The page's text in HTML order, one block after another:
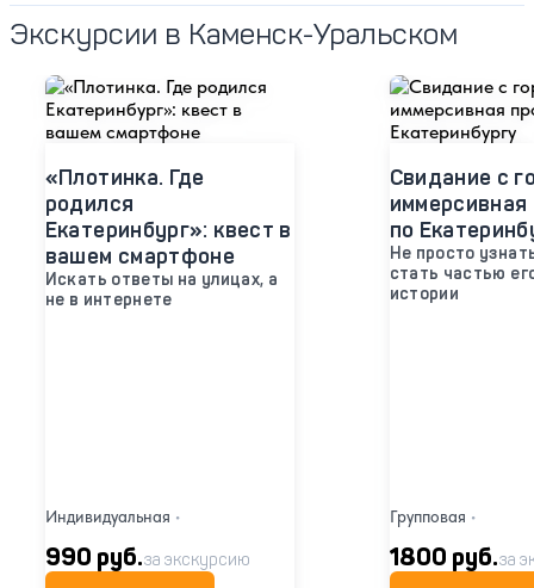
Экскурсии в Каменск-Уральском
«Плотинка. Где
родился
Екатеринбург»: квест в
вашем смартфоне
Искать ответы на улицах, а
не в интернете
Индивидуальная •
990 руб.за экскурсию
Свидание с
иммерсивная
по
Не просто
стать частью
истории
Групповая •
1800 руб.за